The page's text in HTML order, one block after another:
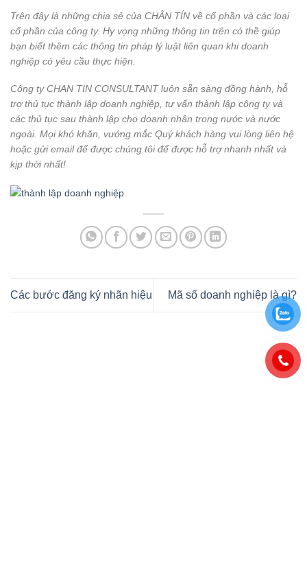
Trên đây là những chia sẻ của CHÂN TÍN về cổ phần và các loại
cổ phần của công ty. Hy vọng những thông tin trên có thề giúp
bạn biết thêm các thông tin pháp lý luật liên quan khi doanh
nghiệp có yêu cầu thực hiện.
Công ty CHAN TIN CONSULTANT luôn sẵn sàng đồng hành, hỗ
trợ thủ tục thành lập doanh nghiệp, tư vấn thành lập công ty và
các thủ tục sau thành lập cho doanh nhân trong nước và nước
ngoài. Mọi khó khăn, vướng mắc Quý khách hàng vui lòng liên hệ
hoặc gửi email để được chúng tôi để được hỗ trợ nhanh nhất và
kịp thời nhất!
Các bước đăng ký nhãn hiệu Mã số doanh nghiệp là gì?